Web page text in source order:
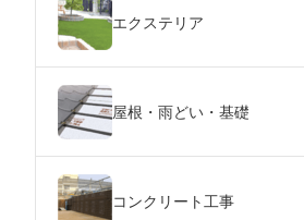
エクステリア
屋根・雨どい・基礎
コンクリート工事